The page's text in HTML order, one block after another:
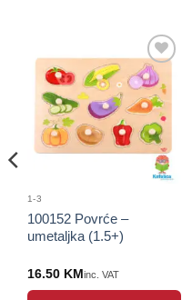
Sačuvaj
proizvod
1-3
100152 Povrće –
umetaljka (1.5+)
16.50 KM inc. VAT